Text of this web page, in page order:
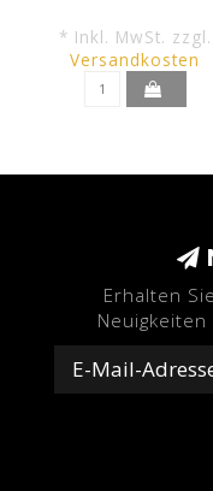
* Inkl. MwSt. zzgl.
Versandkosten
Erhalten